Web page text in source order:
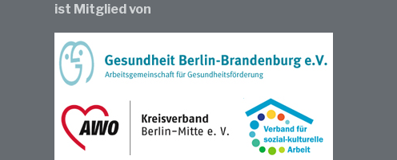
ist Mitglied von